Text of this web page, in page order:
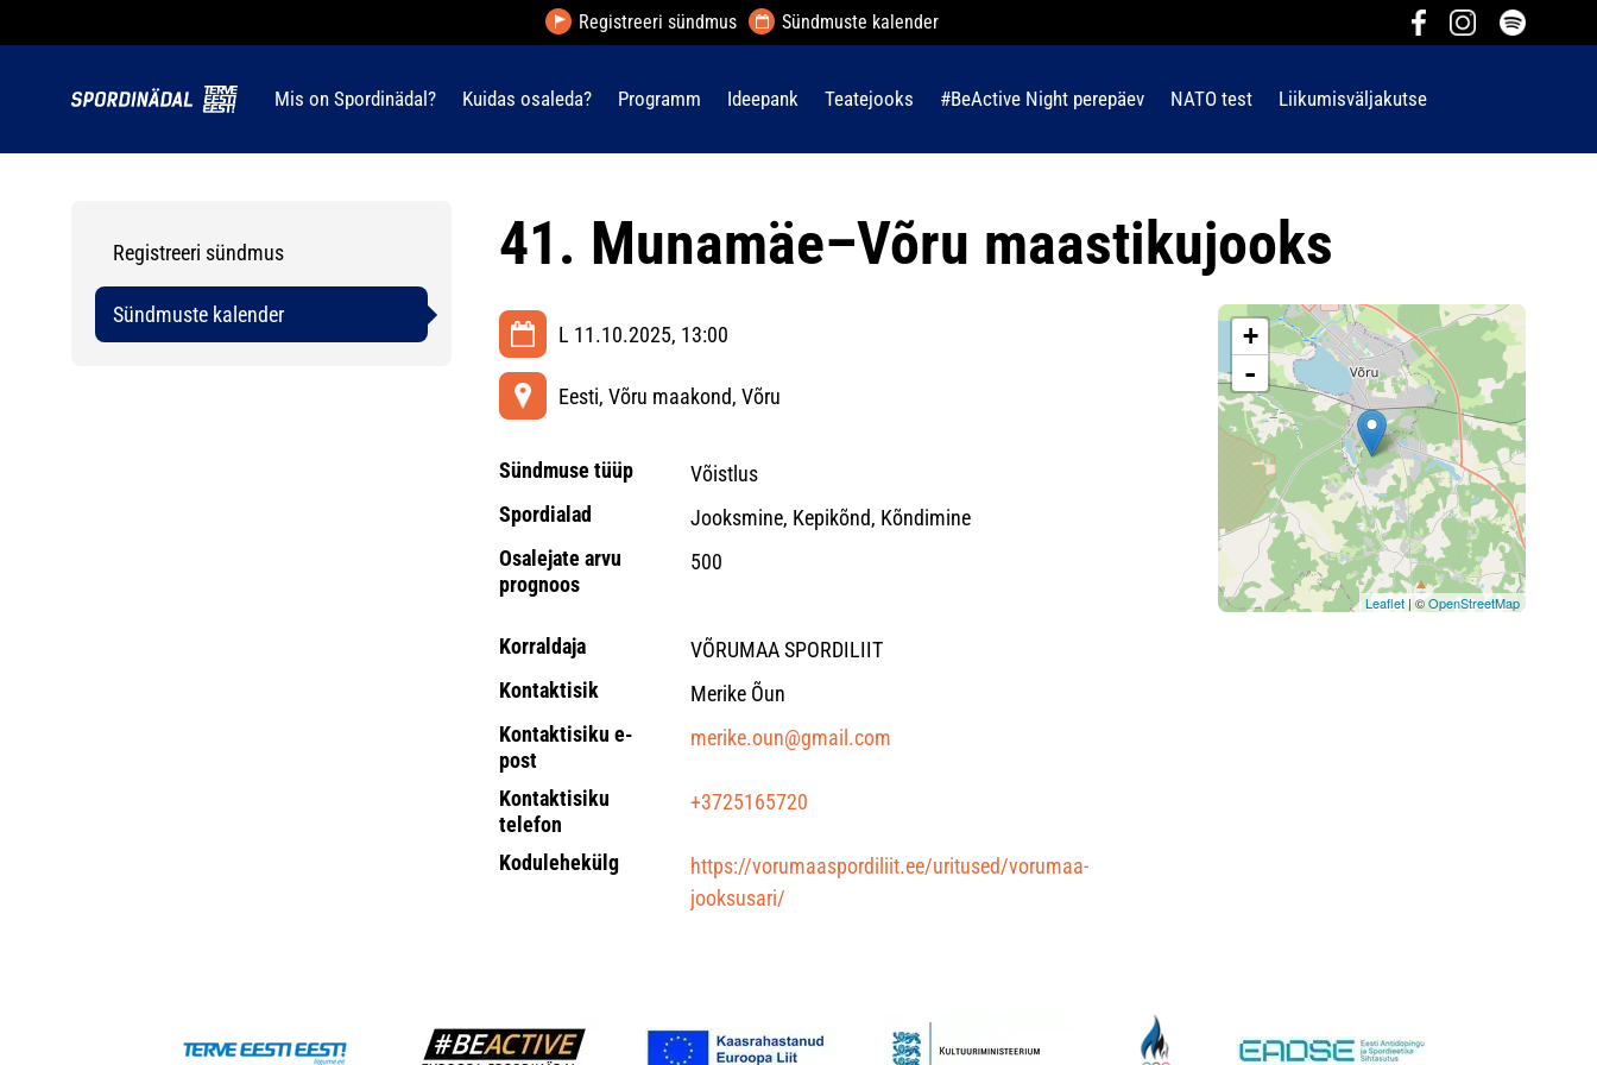
Registreeri sündmus Sündmuste kalender
Mis on Spordinädal? Kuidas osaleda? Programm Ideepank Teatejooks #BeActive Night perepäev NATO test Liikumisväljakutse
Registreeri sündmus
Sündmuste kalender
41. Munamäe–Võru maastikujooks
L 11.10.2025, 13:00
Eesti, Võru maakond, Võru
Sündmuse tüüp
Võistlus
Spordialad
Jooksmine, Kepikõnd, Kõndimine
Osalejate arvu
prognoos
500
Korraldaja
VÕRUMAA SPORDILIIT
Kontaktisik
Merike Õun
Kontaktisiku e-
post
merike.oun@gmail.com
Kontaktisiku
telefon
+3725165720
Kodulehekülg
https://vorumaaspordiliit.ee/uritused/vorumaa-
jooksusari/
+
-
Leaflet | ©OpenStreetMap